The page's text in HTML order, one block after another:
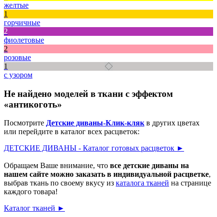
желтые
1
горчичные
2
фиолетовые
2
розовые
1
с узором
Не найдено моделей в ткани с эффектом
«антикоготь»
Посмотрите Детские диваны-Клик-кляк в других цветах
или перейдите в каталог всех расцветок:
ДЕТСКИЕ ДИВАНЫ - Каталог готовых расцветок ►
Обращаем Ваше внимание, что все детские диваны на
нашем сайте можно заказать в индивидуальной расцветке,
выбрав ткань по своему вкусу из каталога тканей на странице
каждого товара!
Каталог тканей ►